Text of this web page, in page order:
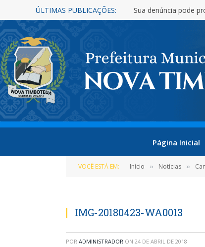
ÚLTIMAS PUBLICAÇÕES: Sua denúncia pode
Página Inicial
VOCÊ ESTÁ EM: Início » Notícias »
IMG-20180423-WA0013
POR ADMINISTRADOR ON 24 DE ABRIL DE 2018